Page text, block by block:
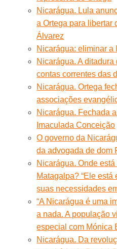
Nicarágua. Lula
a Ortega para libertar
Álvarez
Nicarágua: eliminar a
Nicarágua. A
contas correntes das
Nicarágua. Ortega
associações
Nicarágua. Fechada
Imaculada Conceição
O governo da
da advogada de dom
Nicarágua. Onde
Matagalpa? “Ele está
suas necessidades
“A Nicarágua é uma
a nada. A população
especial com Mónica
Nicarágua. Da